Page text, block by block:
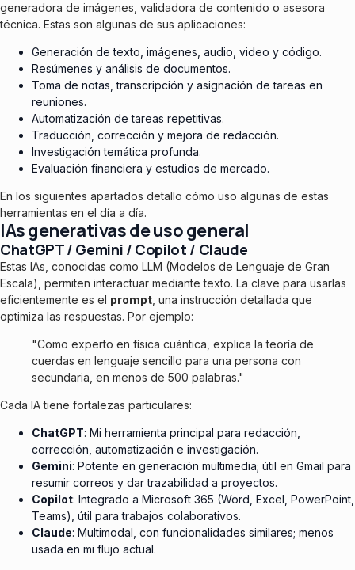
generadora de imágenes, validadora de contenido o asesora
técnica. Estas son algunas de sus aplicaciones:
Generación de texto, imágenes, audio, video y código.
Resúmenes y análisis de documentos.
Toma de notas, transcripción y asignación de tareas en
reuniones.
Automatización de tareas repetitivas.
Traducción, corrección y mejora de redacción.
Investigación temática profunda.
Evaluación financiera y estudios de mercado.
En los siguientes apartados detallo cómo uso algunas de estas
herramientas en el día a día.
IAs generativas de uso general
ChatGPT / Gemini / Copilot / Claude
Estas IAs, conocidas como LLM (Modelos de Lenguaje de Gran
Escala), permiten interactuar mediante texto. La clave para usarlas
eficientemente es el prompt , una instrucción detallada que
optimiza las respuestas. Por ejemplo:
"Como experto en física cuántica, explica la teoría de
cuerdas en lenguaje sencillo para una persona con
secundaria, en menos de 500 palabras."
Cada IA tiene fortalezas particulares:
ChatGPT: Mi herramienta principal para redacción,
corrección, automatización e investigación.
Gemini: Potente en generación multimedia; útil en Gmail para
resumir correos y dar trazabilidad a proyectos.
Copilot: Integrado a Microsoft 365 (Word, Excel, PowerPoint,
Teams), útil para trabajos colaborativos.
Claude: Multimodal, con funcionalidades similares; menos
usada en mi flujo actual.